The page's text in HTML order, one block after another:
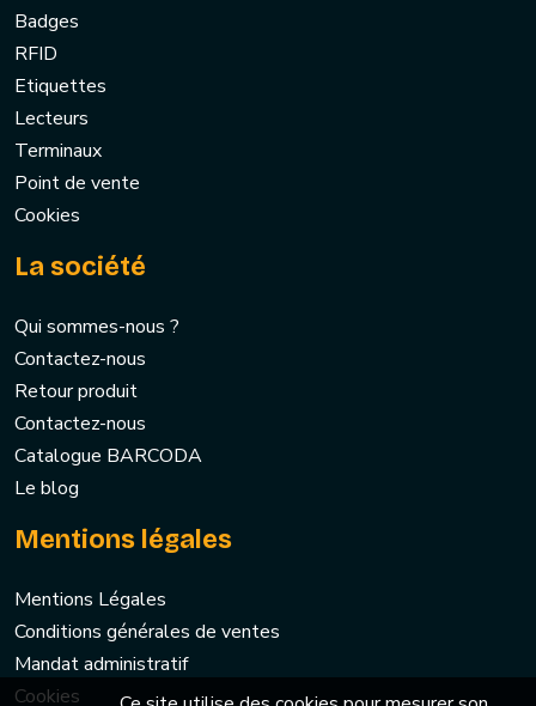
Badges
RFID
Etiquettes
Lecteurs
Terminaux
Point de vente
Cookies
La société
Qui sommes-nous ?
Contactez-nous
Retour produit
Contactez-nous
Catalogue BARCODA
Le blog
Mentions légales
Mentions Légales
Conditions générales de ventes
Mandat administratif
Cookies